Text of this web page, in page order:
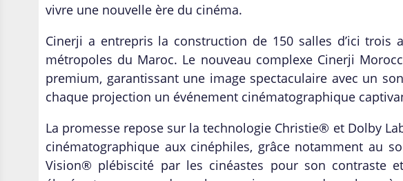
vivre une nouvelle ère du cinéma.
Cinerji a entrepris la construction de 150 salles d’ici trois
métropoles du Maroc. Le nouveau complexe Cinerji
premium, garantissant une image spectaculaire avec un
chaque projection un événement cinématographique
La promesse repose sur la technologie Christie® et Dolby
cinématographique aux cinéphiles, grâce notamment au
Vision® plébiscité par les cinéastes pour son contraste